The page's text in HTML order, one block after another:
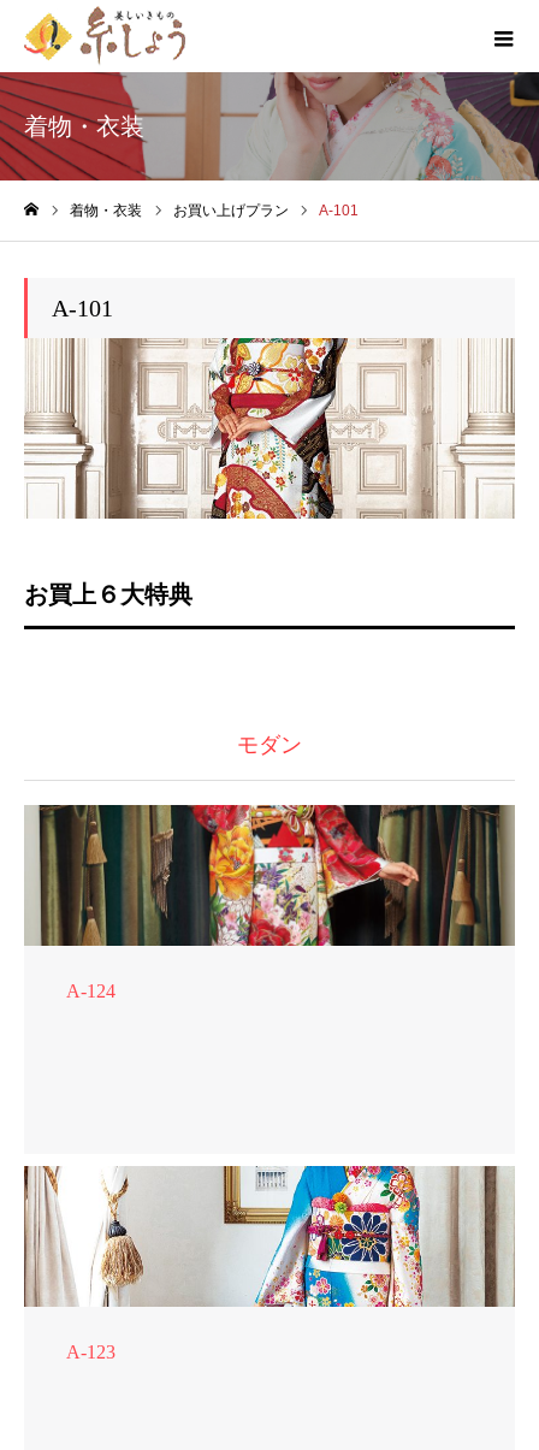
着物・衣装
着物・衣装 お買い上げプラン A-101
A-101
お買上６大特典
モダン
A-124
A-123